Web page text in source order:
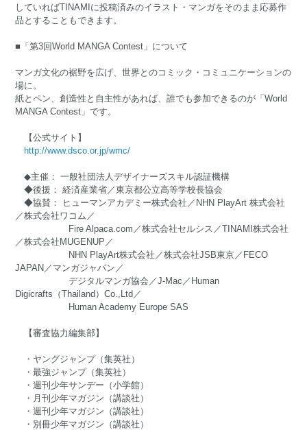
していればTINAMIに投稿済みのイラスト・マンガをそのまま応募作
品とすることもできます。
■「第3回World MANGA Contest」について
マンガ文化の裾野を広げ、世界とのコミック・コミュニケーションの
場に。
紙とペン、創造性と自主性があれば、誰でも参加できるのが「World
MANGA Contest」です。
【公式サイト】
http://www.dsco.or.jp/wmc/
◆主催： 一般社団法人デザイナーズスキル認証機構
◆後援： 経済産業省／東京都公立高等学校長協会
◆協賛： ヒューマンアカデミー株式会社／NHN PlayArt 株式会社
／株式会社ワコム／
Fire Alpaca.com／株式会社セルシス／TINAMI株式会社
／株式会社MUGENUP／
NHN PlayArt株式会社／株式会社JSB東京／FECO
JAPAN／マンガジャパン／
デジタルマンガ協会／J-Mac／Human
Digicrafts（Thailand）Co.,Ltd／
Human Academy Europe SAS
【審査協力編集部】
・ヤングジャンプ（集英社）
・最強ジャンプ（集英社）
・週刊少年サンデー（小学館）
・月刊少年マガジン（講談社）
・週刊少年マガジン（講談社）
・別冊少年マガジン（講談社）